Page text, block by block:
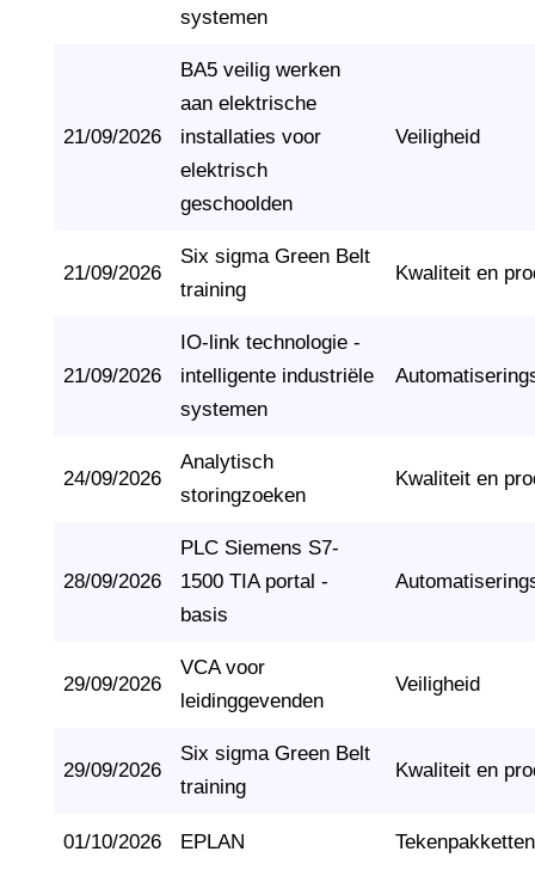
systemen
21/09/2026
BA5 veilig werken
aan elektrische
installaties voor
elektrisch
geschoolden
Veiligheid
21/09/2026
Six sigma Green Belt
training
Kwaliteit en
21/09/2026
IO-link technologie -
intelligente industriële
systemen
24/09/2026
Analytisch
storingzoeken
Kwaliteit en
28/09/2026
PLC Siemens S7-
1500 TIA portal -
basis
29/09/2026
VCA voor
leidinggevenden
Veiligheid
29/09/2026
Six sigma Green Belt
training
Kwaliteit en
01/10/2026 EPLAN Tekenpakketten